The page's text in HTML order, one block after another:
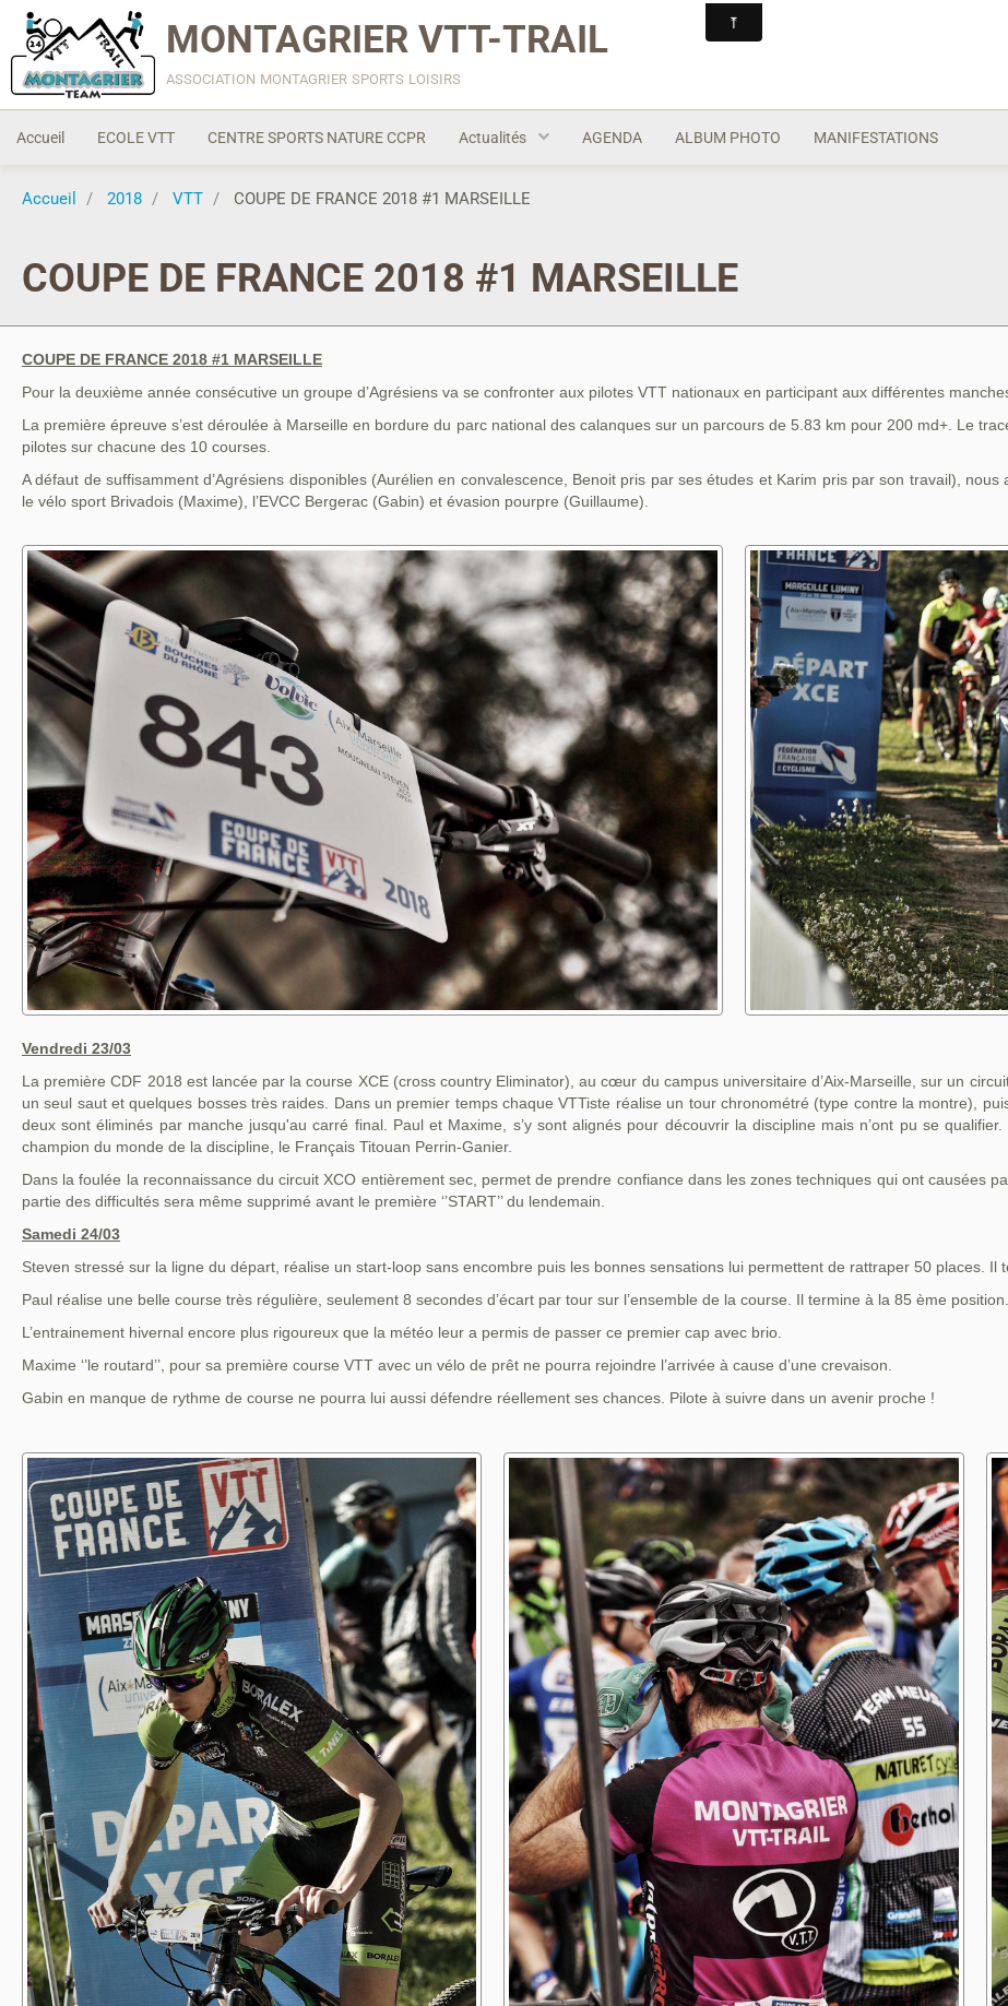
MONTAGRIER VTT-TRAIL
association montagrier sports loisirs
Accueil ECOLE VTT CENTRE SPORTS NATURE CCPR Actualités AGENDA ALBUM PHOTO MANIFESTATIONS
Accueil 2018 VTT COUPE DE FRANCE 2018 #1 MARSEILLE
COUPE DE FRANCE 2018 #1 MARSEILLE
COUPE DE FRANCE 2018 #1 MARSEILLE
Pour la deuxième année consécutive un groupe d’Agrésiens va se confronter aux pilotes VTT nationaux en participant aux différentes
La première épreuve s’est déroulée à Marseille en bordure du parc national des calanques sur un parcours de 5.83 km pour 200 md+. Le
pilotes sur chacune des 10 courses.
A défaut de suffisamment d’Agrésiens disponibles (Aurélien en convalescence, Benoit pris par ses études et Karim pris par son travail),
le vélo sport Brivadois (Maxime), l’EVCC Bergerac (Gabin) et évasion pourpre (Guillaume).
Vendredi 23/03
La première CDF 2018 est lancée par la course XCE (cross country Eliminator), au cœur du campus universitaire d’Aix-Marseille, sur un
un seul saut et quelques bosses très raides. Dans un premier temps chaque VTTiste réalise un tour chronométré (type contre la montre),
deux sont éliminés par manche jusqu'au carré final. Paul et Maxime, s’y sont alignés pour découvrir la discipline mais n’ont pu se
champion du monde de la discipline, le Français Titouan Perrin-Ganier.
Dans la foulée la reconnaissance du circuit XCO entièrement sec, permet de prendre confiance dans les zones techniques qui ont causées
partie des difficultés sera même supprimé avant le première ‘’START’’ du lendemain.
Samedi 24/03
Steven stressé sur la ligne du départ, réalise un start-loop sans encombre puis les bonnes sensations lui permettent de rattraper 50 places. Il
Paul réalise une belle course très régulière, seulement 8 secondes d’écart par tour sur l’ensemble de la course. Il termine à la 85 ème position.
L’entrainement hivernal encore plus rigoureux que la météo leur a permis de passer ce premier cap avec brio.
Maxime ‘’le routard’’, pour sa première course VTT avec un vélo de prêt ne pourra rejoindre l’arrivée à cause d’une crevaison.
Gabin en manque de rythme de course ne pourra lui aussi défendre réellement ses chances. Pilote à suivre dans un avenir proche !